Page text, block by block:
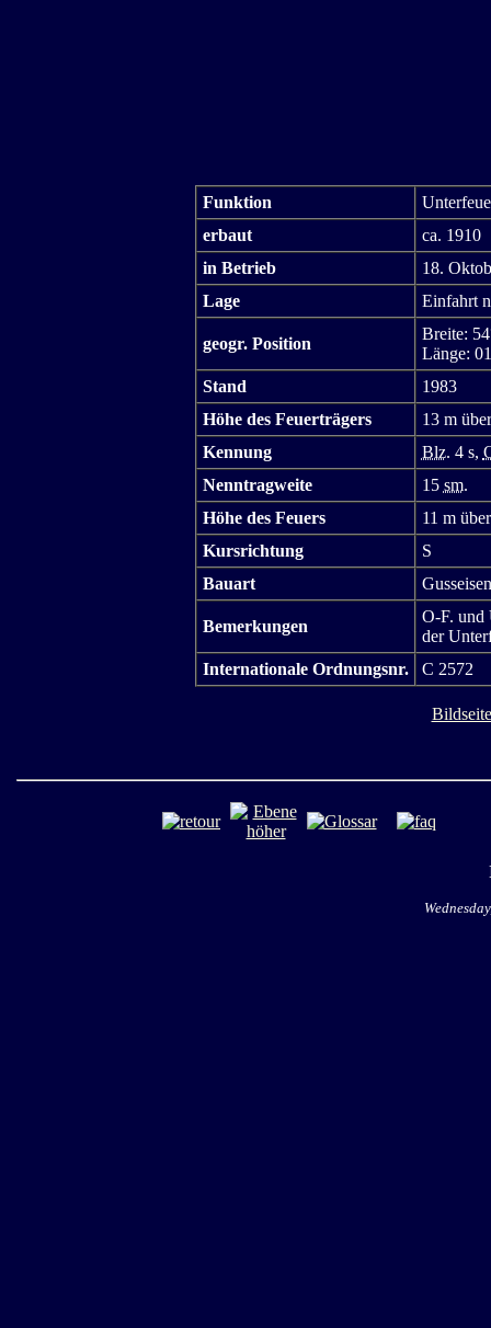
Funktion
erbaut
ca. 1910
in Betrieb
18.
Lage
Einfahrt
geogr. Position
Breite:
Länge:
Stand
1983
Höhe des Feuerträgers
13 m
Kennung
Blz. 4 s,
Nenntragweite
15 sm.
Höhe des Feuers
11 m
Kursrichtung
S
Bauart
Gusseisen
Bemerkungen
O-F. und
der
Internationale Ordnungsnr.
C 2572
Bildseite